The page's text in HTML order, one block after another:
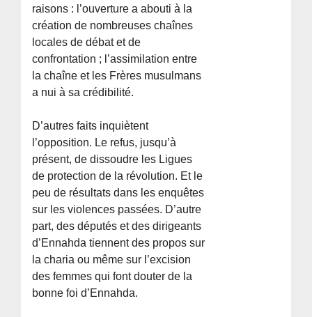
raisons : l’ouverture a abouti à la
création de nombreuses chaînes
locales de débat et de
confrontation ; l’assimilation entre
la chaîne et les Frères musulmans
a nui à sa crédibilité.
D’autres faits inquiètent
l’opposition. Le refus, jusqu’à
présent, de dissoudre les Ligues
de protection de la révolution. Et le
peu de résultats dans les enquêtes
sur les violences passées. D’autre
part, des députés et des dirigeants
d’Ennahda tiennent des propos sur
la charia ou même sur l’excision
des femmes qui font douter de la
bonne foi d’Ennahda.